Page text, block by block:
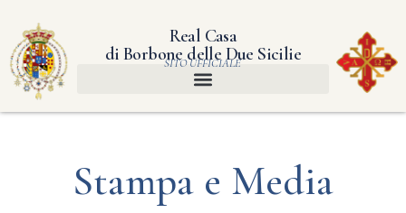
Real Casa
di Borbone delle Due Sicilie
SITO UFFICIALE
Stampa e Media